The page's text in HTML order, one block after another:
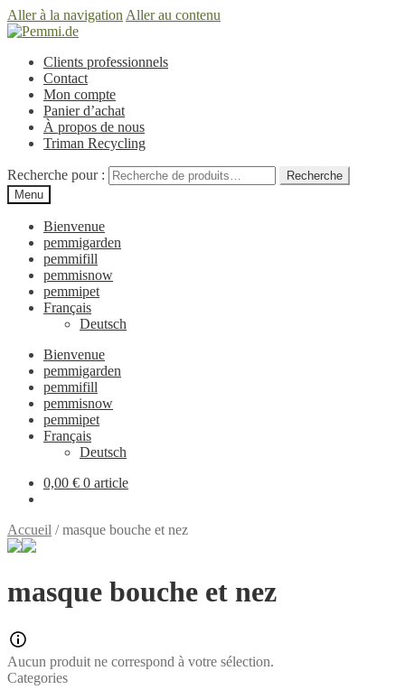
Aller à la navigation Aller au contenu
Clients professionnels
Contact
Mon compte
Panier d’achat
À propos de nous
Triman Recycling
Recherche pour :
Recherche
Menu
Bienvenue
pemmigarden
pemmifill
pemmisnow
pemmipet
Français
Deutsch
Bienvenue
pemmigarden
pemmifill
pemmisnow
pemmipet
Français
Deutsch
0,00 € 0 article
Accueil /masque bouche et nez
masque bouche et nez
Aucun produit ne correspond à votre sélection.
Categories